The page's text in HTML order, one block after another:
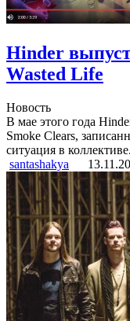
Hinder
Wasted Life
Новость
В мае этого года
Smoke Clears,
ситуация в
santashakya